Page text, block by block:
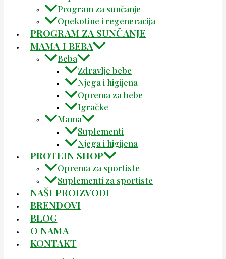
Program za sunčanje
Opekotine i regeneracija
PROGRAM ZA SUNČANJE
MAMA I BEBA
Beba
Zdravlje bebe
Njega i higijena
Oprema za bebe
Igračke
Mama
Suplementi
Njega i higijena
PROTEIN SHOP
Oprema za sportiste
Suplementi za sportiste
NAŠI PROIZVODI
BRENDOVI
BLOG
O NAMA
KONTAKT